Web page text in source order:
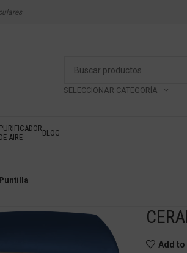
SELECCIONAR CATEGORÍA
AIRE
BLOG
Add